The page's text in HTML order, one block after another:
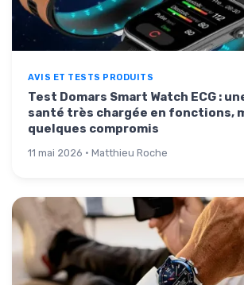
AVIS ET TESTS PRODUITS
Test Domars Smart Watch ECG :
santé très chargée en fonctions,
quelques compromis
11 mai 2026 · Matthieu Roche